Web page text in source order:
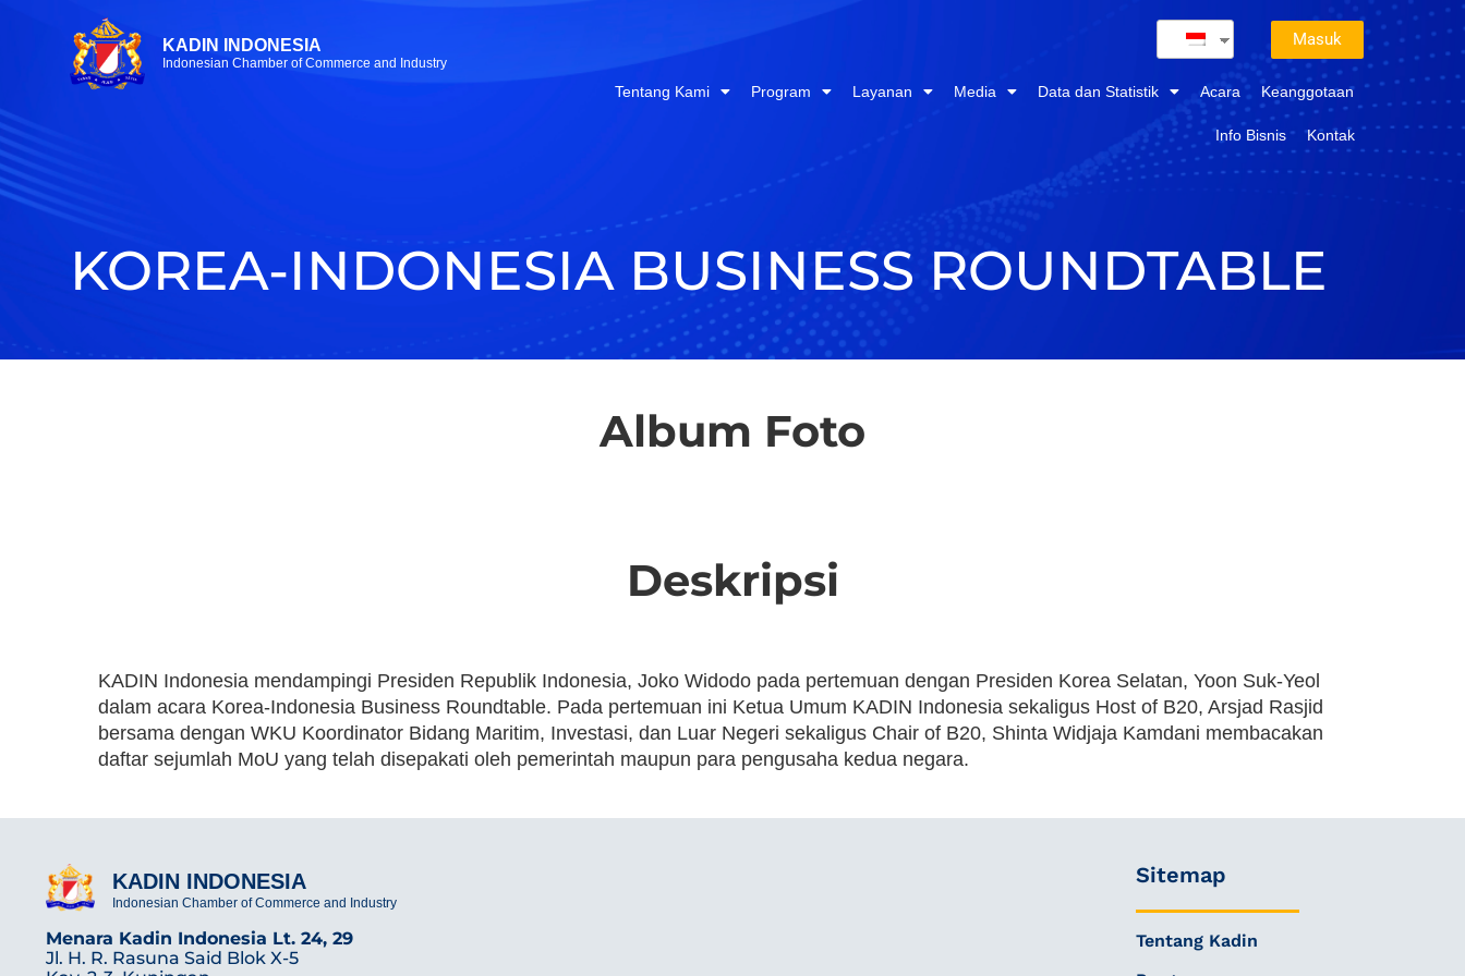
KADIN INDONESIA
Indonesian Chamber of Commerce and Industry
Masuk
Tentang Kami Program Layanan Media Data dan Statistik Acara Keanggotaan
Info Bisnis Kontak
KOREA-INDONESIA BUSINESS ROUNDTABLE
Album Foto
Deskripsi
KADIN Indonesia mendampingi Presiden Republik Indonesia, Joko Widodo pada pertemuan dengan Presiden Korea Selatan, Yoon Suk-Yeol
dalam acara Korea-Indonesia Business Roundtable. Pada pertemuan ini Ketua Umum KADIN Indonesia sekaligus Host of B20, Arsjad Rasjid
bersama dengan WKU Koordinator Bidang Maritim, Investasi, dan Luar Negeri sekaligus Chair of B20, Shinta Widjaja Kamdani membacakan
daftar sejumlah MoU yang telah disepakati oleh pemerintah maupun para pengusaha kedua negara.
KADIN INDONESIA
Indonesian Chamber of Commerce and Industry
Menara Kadin Indonesia Lt. 24, 29
Jl. H. R. Rasuna Said Blok X-5
Sitemap
Tentang Kadin